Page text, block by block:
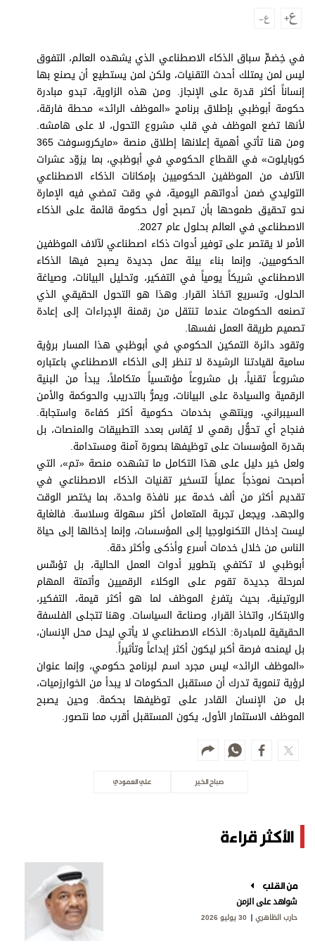
الترفيه
التعليم والمعرفة
الذكاء الاصطناعي
تغطيات
فيديو
بودكاست
إنفوجراف
قصة صورة
كاريكتير
برامج
عدد اليوم
مواقيت الصلاة
الأحوال الجوية
في خِضمِّ سباق الذكاء الاصطناعي الذي يشهده العالم، التفوق
ليس لمن يمتلك أحدث التقنيات، ولكن لمن يستطيع أن يصنع بها
إنساناً أكثر قدرة على الإنجاز. ومن هذه الزاوية، تبدو مبادرة
حكومة أبوظبي بإطلاق برنامج «الموظف الرائد» محطة فارقة،
لأنها تضع الموظف في قلب مشروع التحول، لا على هامشه.
ومن هنا تأتي أهمية إعلانها إطلاق منصة «مايكروسوفت 365
كوبايلوت» في القطاع الحكومي في أبوظبي، بما يزوّد عشرات
الآلاف من الموظفين الحكوميين بإمكانات الذكاء الاصطناعي
التوليدي ضمن أدواتهم اليومية، في وقت تمضي فيه الإمارة
نحو تحقيق طموحها بأن تصبح أول حكومة قائمة على الذكاء
الاصطناعي في العالم بحلول عام 2027.
الأمر لا يقتصر على توفير أدوات ذكاء اصطناعي لآلاف الموظفين
الحكوميين، وإنما بناء بيئة عمل جديدة يصبح فيها الذكاء
الاصطناعي شريكاً يومياً في التفكير، وتحليل البيانات، وصياغة
الحلول، وتسريع اتخاذ القرار. وهذا هو التحول الحقيقي الذي
تصنعه الحكومات عندما تنتقل من رقمنة الإجراءات إلى إعادة
تصميم طريقة العمل نفسها.
وتقود دائرة التمكين الحكومي في أبوظبي هذا المسار برؤية
سامية لقيادتنا الرشيدة لا تنظر إلى الذكاء الاصطناعي باعتباره
مشروعاً تقنياً، بل مشروعاً مؤسّسياً متكاملاً، يبدأ من البنية
الرقمية والسيادة على البيانات، ويمرُّ بالتدريب والحوكمة والأمن
السيبراني، وينتهي بخدمات حكومية أكثر كفاءة واستجابة.
فنجاح أي تحوُّل رقمي لا يُقاس بعدد التطبيقات والمنصات، بل
بقدرة المؤسسات على توظيفها بصورة آمنة ومستدامة.
ولعل خير دليل على هذا التكامل ما تشهده منصة «تم»، التي
أصبحت نموذجاً عملياً لتسخير تقنيات الذكاء الاصطناعي في
تقديم أكثر من ألف خدمة عبر نافذة واحدة، بما يختصر الوقت
والجهد، ويجعل تجربة المتعامل أكثر سهولة وسلاسة. فالغاية
ليست إدخال التكنولوجيا إلى المؤسسات، وإنما إدخالها إلى حياة
الناس من خلال خدمات أسرع وأذكى وأكثر دقة.
أبوظبي لا تكتفي بتطوير أدوات العمل الحالية، بل تؤسِّس
لمرحلة جديدة تقوم على الوكلاء الرقميين وأتمتة المهام
الروتينية، بحيث يتفرغ الموظف لما هو أكثر قيمة، التفكير،
والابتكار، واتخاذ القرار، وصناعة السياسات. وهنا تتجلى الفلسفة
الحقيقية للمبادرة: الذكاء الاصطناعي لا يأتي ليحل محل الإنسان،
بل ليمنحه فرصة أكبر ليكون أكثر إبداعاً وتأثيراً.
«الموظف الرائد» ليس مجرد اسم لبرنامج حكومي، وإنما عنوان
لرؤية تنموية تدرك أن مستقبل الحكومات لا يبدأ من الخوارزميات،
بل من الإنسان القادر على توظيفها بحكمة. وحين يصبح
الموظف الاستثمار الأول، يكون المستقبل أقرب مما نتصور.
صباح الخير علي العمودي
الأكثر قراءة
من القلب
شواهد على الزمن
حارب الظاهري 30 يوليو 2026